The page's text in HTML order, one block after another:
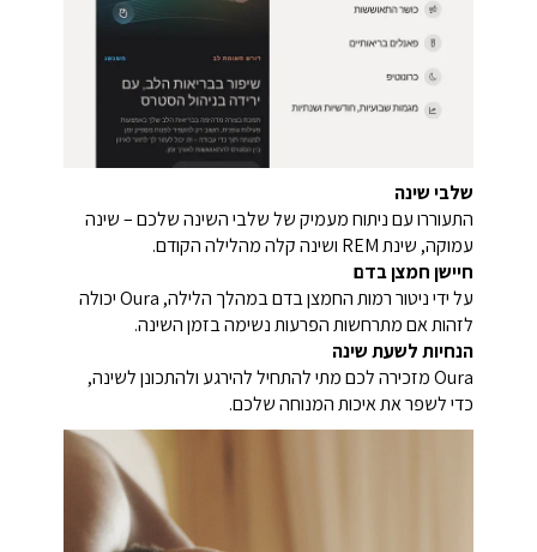
שלבי שינה
התעוררו עם ניתוח מעמיק של שלבי השינה שלכם – שינה
עמוקה, שינת REM ושינה קלה מהלילה הקודם.
חיישן חמצן בדם
על ידי ניטור רמות החמצן בדם במהלך הלילה, Oura יכולה
לזהות אם מתרחשות הפרעות נשימה בזמן השינה.
הנחיות לשעת שינה
Oura מזכירה לכם מתי להתחיל להירגע ולהתכונן לשינה,
כדי לשפר את איכות המנוחה שלכם.